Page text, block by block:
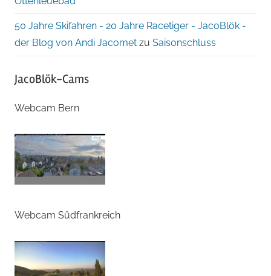
50 Jahre Skifahren - 20 Jahre Racetiger - JacoBlök -
der Blog von Andi Jacomet zu Saisonschluss
JacoBlök-Cams
Webcam Bern
Webcam Südfrankreich